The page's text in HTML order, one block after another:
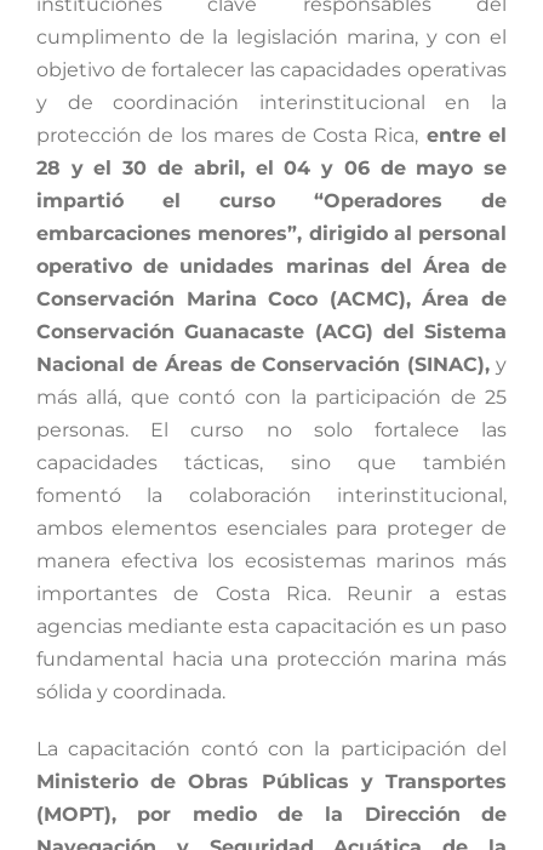
cumplimento de la legislación marina, y con el
objetivo de fortalecer las capacidades operativas
y de coordinación interinstitucional en la
protección de los mares de Costa Rica, entre el
28 y el 30 de abril, el 04 y 06 de mayo se
impartió el curso “Operadores de
embarcaciones menores”, dirigido al personal
operativo de unidades marinas del Área de
Conservación Marina Coco (ACMC), Área de
Conservación Guanacaste (ACG) del Sistema
Nacional de Áreas de Conservación (SINAC), y
más allá, que contó con la participación de 25
personas. El curso no solo fortalece las
capacidades tácticas, sino que también
fomentó la colaboración interinstitucional,
ambos elementos esenciales para proteger de
manera efectiva los ecosistemas marinos más
importantes de Costa Rica. Reunir a estas
agencias mediante esta capacitación es un paso
fundamental hacia una protección marina más
sólida y coordinada.
La capacitación contó con la participación del
Ministerio de Obras Públicas y Transportes
(MOPT), por medio de la Dirección de